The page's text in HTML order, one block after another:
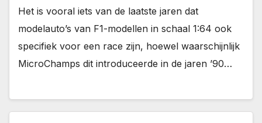
Het is vooral iets van de laatste jaren dat
modelauto’s van F1-modellen in schaal 1:64 ook
specifiek voor een race zijn, hoewel waarschijnlijk
MicroChamps dit introduceerde in de jaren ’90…